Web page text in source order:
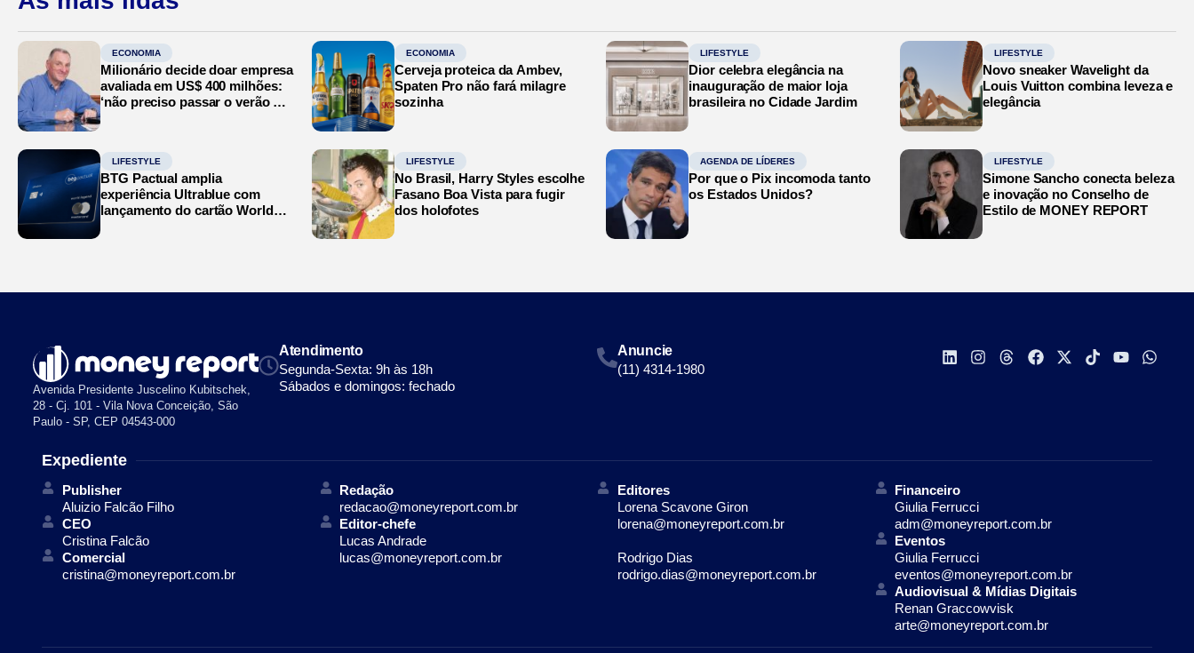
ECONOMIA
Milionário decide doar empresa
avaliada em US$ 400 milhões:
‘não preciso passar o verão no
ECONOMIA
Cerveja proteica da Ambev,
Spaten Pro não fará milagre
sozinha
LIFESTYLE
Dior celebra elegância na
inauguração de maior loja
brasileira no Cidade Jardim
LIFESTYLE
Novo sneaker Wavelight da
Louis Vuitton combina leveza e
elegância
LIFESTYLE
BTG Pactual amplia
experiência Ultrablue com
lançamento do cartão World
LIFESTYLE
No Brasil, Harry Styles escolhe
Fasano Boa Vista para fugir
dos holofotes
AGENDA DE LÍDERES
Por que o Pix incomoda tanto
os Estados Unidos?
LIFESTYLE
Simone Sancho conecta beleza
e inovação no Conselho de
Estilo de MONEY REPORT
Avenida Presidente Juscelino Kubitschek,
28 - Cj. 101 - Vila Nova Conceição, São
Paulo - SP, CEP 04543-000
Atendimento
Segunda-Sexta: 9h às 18h
Sábados e domingos: fechado
Anuncie
(11) 4314-1980
Expediente
Publisher
Aluizio Falcão Filho
CEO
Cristina Falcão
Comercial
cristina@moneyreport.com.br
Redação
redacao@moneyreport.com.br
Editor-chefe
Lucas Andrade
lucas@moneyreport.com.br
Editores
Lorena Scavone Giron
lorena@moneyreport.com.br
Rodrigo Dias
rodrigo.dias@moneyreport.com.br
Financeiro
Giulia Ferrucci
adm@moneyreport.com.br
Eventos
Giulia Ferrucci
eventos@moneyreport.com.br
Audiovisual & Mídias Digitais
Renan Graccowvisk
arte@moneyreport.com.br